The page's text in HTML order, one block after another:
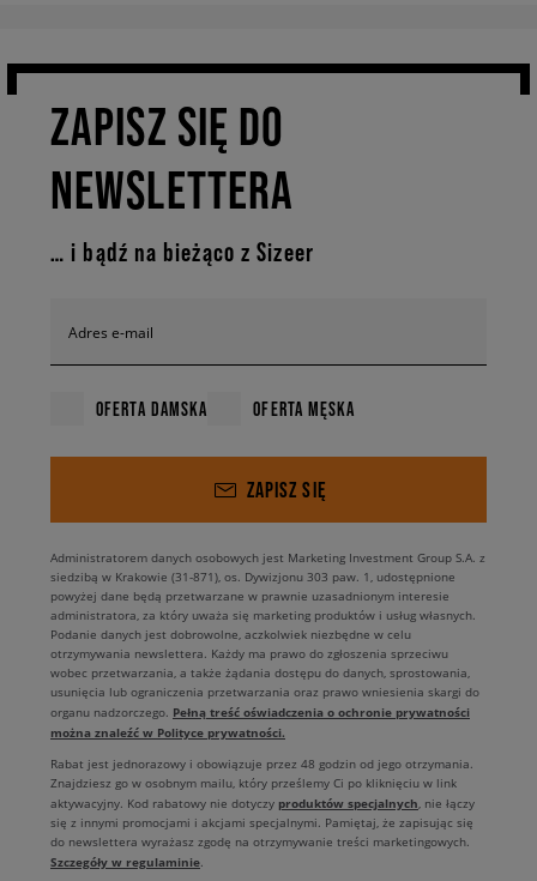
ZAPISZ SIĘ DO
NEWSLETTERA
… i bądź na bieżąco z Sizeer
Adres e-mail
OFERTA DAMSKA OFERTA MĘSKA
ZAPISZ SIĘ
Administratorem danych osobowych jest Marketing Investment Group S.A. z
siedzibą w Krakowie (31-871), os. Dywizjonu 303 paw. 1, udostępnione
powyżej dane będą przetwarzane w prawnie uzasadnionym interesie
administratora, za który uważa się marketing produktów i usług własnych.
Podanie danych jest dobrowolne, aczkolwiek niezbędne w celu
otrzymywania newslettera. Każdy ma prawo do zgłoszenia sprzeciwu
wobec przetwarzania, a także żądania dostępu do danych, sprostowania,
usunięcia lub ograniczenia przetwarzania oraz prawo wniesienia skargi do
organu nadzorczego. Pełną treść oświadczenia o ochronie prywatności
można znaleźć w Polityce prywatności.
Rabat jest jednorazowy i obowiązuje przez 48 godzin od jego otrzymania.
Znajdziesz go w osobnym mailu, który prześlemy Ci po kliknięciu w link
aktywacyjny. Kod rabatowy nie dotyczy produktów specjalnych, nie łączy
się z innymi promocjami i akcjami specjalnymi. Pamiętaj, że zapisując się
do newslettera wyrażasz zgodę na otrzymywanie treści marketingowych.
Szczegóły w regulaminie.